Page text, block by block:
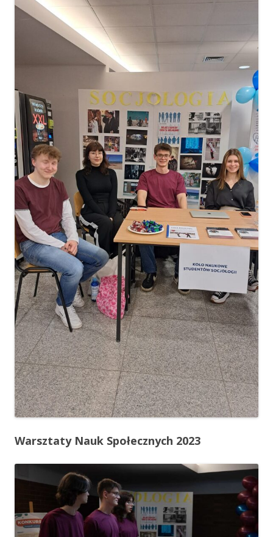
Warsztaty Nauk Społecznych 2023